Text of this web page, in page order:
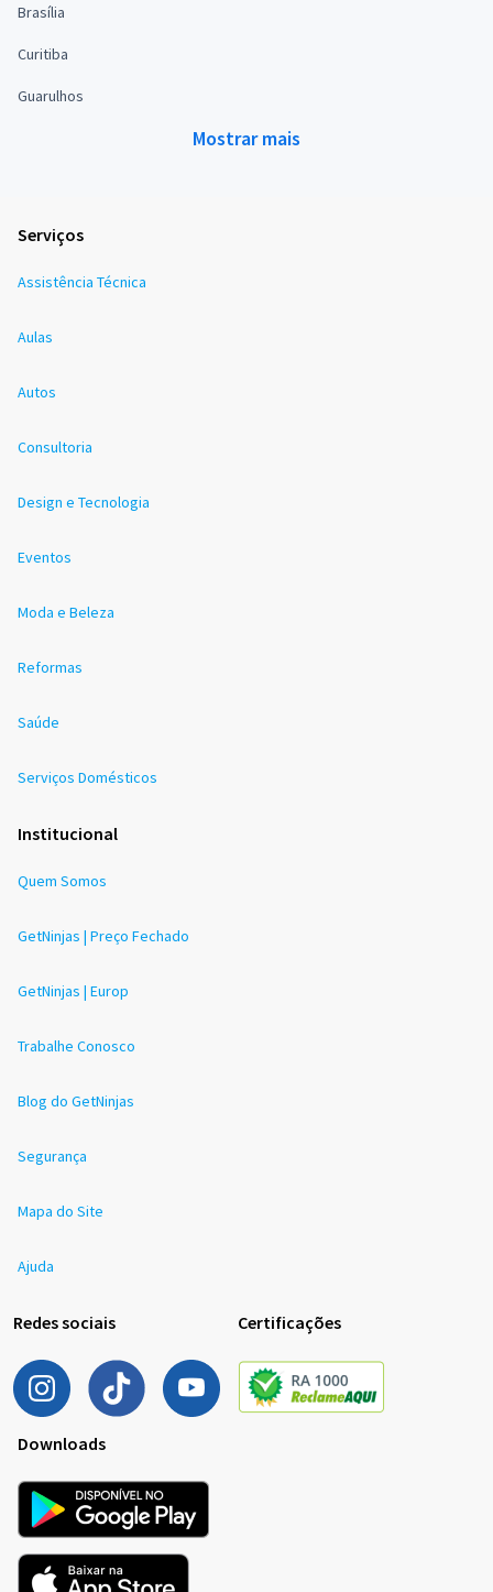
Brasília
Curitiba
Guarulhos
Mostrar mais
Serviços
Assistência Técnica
Aulas
Autos
Consultoria
Design e Tecnologia
Eventos
Moda e Beleza
Reformas
Saúde
Serviços Domésticos
Institucional
Quem Somos
GetNinjas | Preço Fechado
GetNinjas | Europ
Trabalhe Conosco
Blog do GetNinjas
Segurança
Mapa do Site
Ajuda
Redes sociais Certificações
Downloads